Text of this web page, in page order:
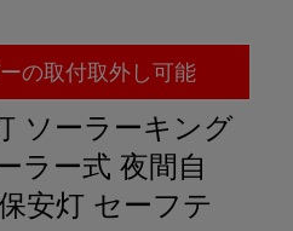
の取付取外し可能
ソーラーキング
ラー式 夜間自
安灯 セーフテ